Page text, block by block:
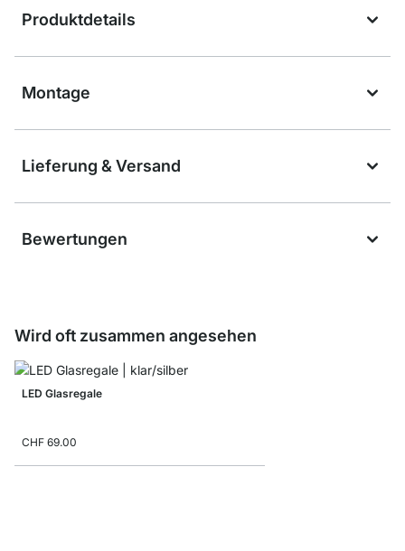
Produktdetails
Montage
Lieferung & Versand
Bewertungen
Wird oft zusammen angesehen
LED Glasregale
CHF 69.00